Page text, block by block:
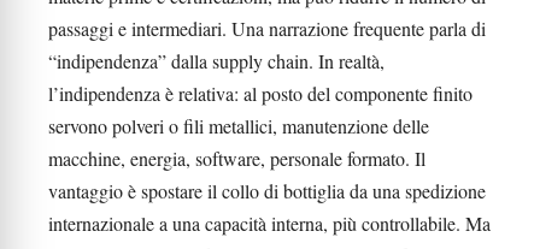
passaggi e intermediari. Una narrazione frequente parla di
“indipendenza” dalla supply chain. In realtà,
l’indipendenza è relativa: al posto del componente finito
servono polveri o fili metallici, manutenzione delle
macchine, energia, software, personale formato. Il
vantaggio è spostare il collo di bottiglia da una spedizione
internazionale a una capacità interna, più controllabile. Ma